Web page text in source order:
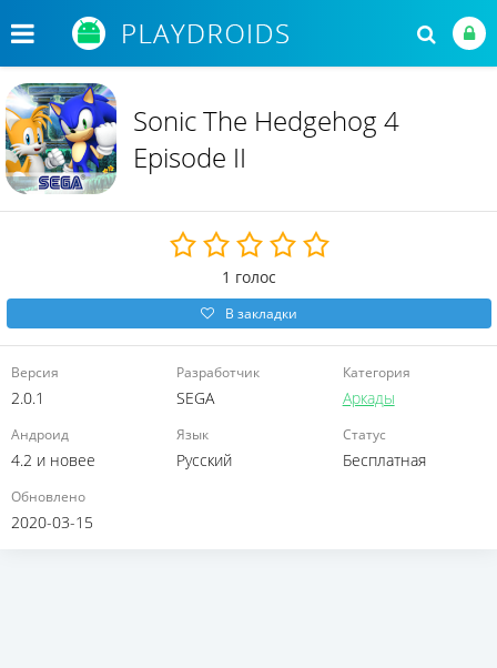
Sonic The Hedgehog 4
Episode II
1 голос
В закладки
Версия
2.0.1
Разработчик
SEGA
Категория
Аркады
Андроид
4.2 и новее
Язык
Русский
Статус
Бесплатная
Обновлено
2020-03-15